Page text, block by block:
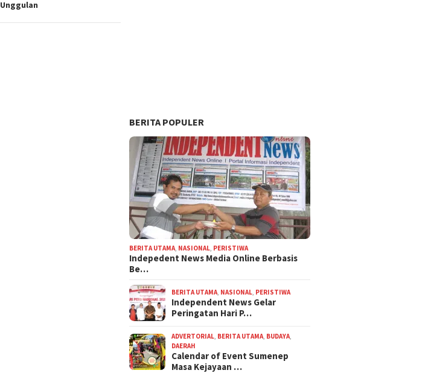
Unggulan
BERITA POPULER
BERITA UTAMA NASIONAL PERISTIWA
Indepedent News Media Online Berbasis
Be…
BERITA UTAMA NASIONAL PERISTIWA
Independent News Gelar
Peringatan Hari P…
ADVERTORIAL BERITA UTAMA BUDAYA
DAERAH
Calendar of Event Sumenep
Masa Kejayaan …